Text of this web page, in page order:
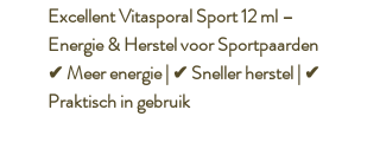
Excellent Vitasporal Sport 12 ml –
Energie & Herstel voor Sportpaarden
✔ Meer energie | ✔ Sneller herstel | ✔
Praktisch in gebruik